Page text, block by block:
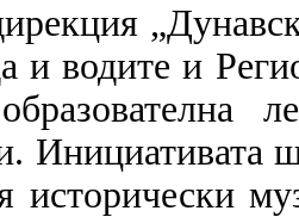
и водите и
Инициативата
исторически